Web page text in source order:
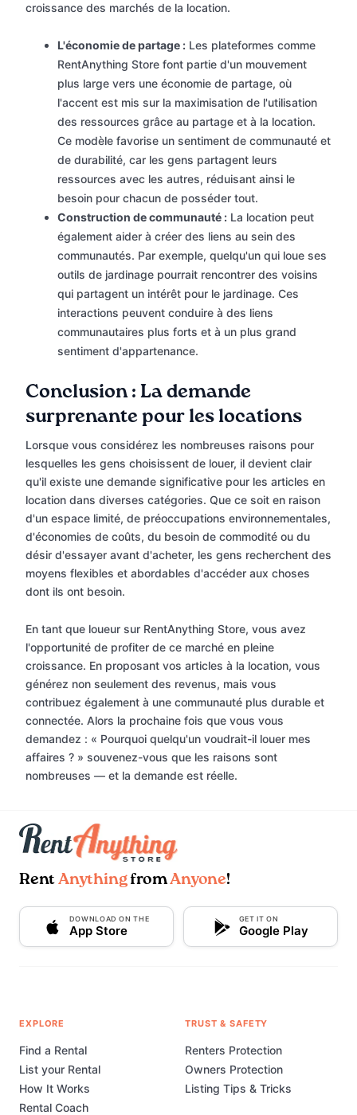
croissance des marchés de la location.
L'économie de partage : Les plateformes comme
RentAnything Store font partie d'un mouvement
plus large vers une économie de partage, où
l'accent est mis sur la maximisation de l'utilisation
des ressources grâce au partage et à la location.
Ce modèle favorise un sentiment de communauté et
de durabilité, car les gens partagent leurs
ressources avec les autres, réduisant ainsi le
besoin pour chacun de posséder tout.
Construction de communauté : La location peut
également aider à créer des liens au sein des
communautés. Par exemple, quelqu'un qui loue ses
outils de jardinage pourrait rencontrer des voisins
qui partagent un intérêt pour le jardinage. Ces
interactions peuvent conduire à des liens
communautaires plus forts et à un plus grand
sentiment d'appartenance.
Conclusion : La demande
surprenante pour les locations
Lorsque vous considérez les nombreuses raisons pour
lesquelles les gens choisissent de louer, il devient clair
qu'il existe une demande significative pour les articles en
location dans diverses catégories. Que ce soit en raison
d'un espace limité, de préoccupations environnementales,
d'économies de coûts, du besoin de commodité ou du
désir d'essayer avant d'acheter, les gens recherchent des
moyens flexibles et abordables d'accéder aux choses
dont ils ont besoin.
En tant que loueur sur RentAnything Store, vous avez
l'opportunité de profiter de ce marché en pleine
croissance. En proposant vos articles à la location, vous
générez non seulement des revenus, mais vous
contribuez également à une communauté plus durable et
connectée. Alors la prochaine fois que vous vous
demandez : « Pourquoi quelqu'un voudrait-il louer mes
affaires ? » souvenez-vous que les raisons sont
nombreuses — et la demande est réelle.
Rent AnythingfromAnyone!
DOWNLOAD ON THE
App Store
GET IT ON
Google Play
EXPLORE
Find a Rental
List your Rental
How It Works
Rental Coach
TRUST & SAFETY
Renters Protection
Owners Protection
Listing Tips & Tricks